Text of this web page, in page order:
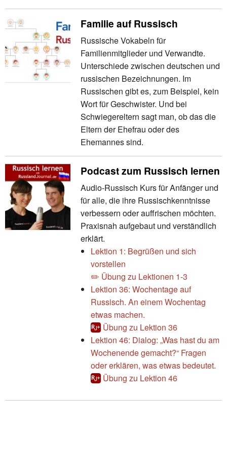
Familie auf Russisch
Russische Vokabeln für
Familienmitglieder und Verwandte.
Unterschiede zwischen deutschen und
russischen Bezeichnungen. Im
Russischen gibt es, zum Beispiel, kein
Wort für Geschwister. Und bei
Schwiegereltern sagt man, ob das die
Eltern der Ehefrau oder des
Ehemannes sind.
Podcast zum Russisch lernen
Audio-Russisch Kurs für Anfänger und
für alle, die ihre Russischkenntnisse
verbessern oder auffrischen möchten.
Praxisnah aufgebaut und verständlich
erklärt.
Lektion 1: Begrüßen und sich
vorstellen
✏️ Übung zu Lektionen 1-3
Lektion 36: Wochentage auf
Russisch. An einem Wochentag
etwas machen.
Übung zu Lektion 36
Lektion 46: Dialog: „Was hast du am
Wochenende gemacht?“ Fragen
oder erklären, was etwas bedeutet.
Übung zu Lektion 46